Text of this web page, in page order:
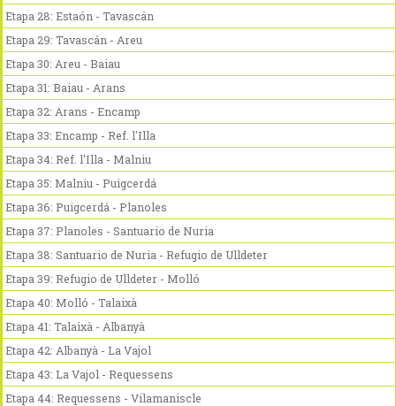
Etapa 28: Estaón - Tavascán
Etapa 29: Tavascán - Areu
Etapa 30: Areu - Baiau
Etapa 31: Baiau - Arans
Etapa 32: Arans - Encamp
Etapa 33: Encamp - Ref. l'Illa
Etapa 34: Ref. l'Illa - Malniu
Etapa 35: Malniu - Puigcerdá
Etapa 36: Puigcerdá - Planoles
Etapa 37: Planoles - Santuario de Nuria
Etapa 38: Santuario de Nuria - Refugio de Ulldeter
Etapa 39: Refugio de Ulldeter - Molló
Etapa 40: Molló - Talaixà
Etapa 41: Talaixà - Albanyà
Etapa 42: Albanyà - La Vajol
Etapa 43: La Vajol - Requessens
Etapa 44: Requessens - Vilamaniscle